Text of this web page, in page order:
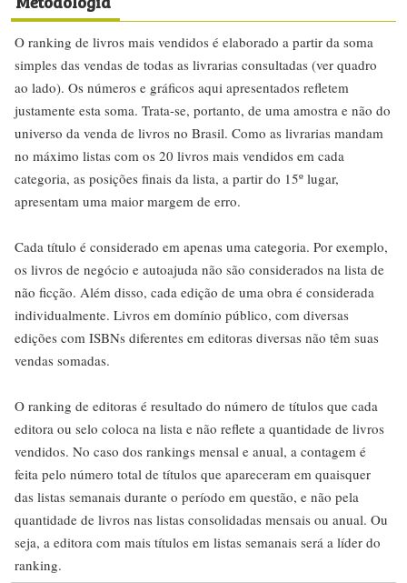
O ranking de livros mais vendidos é elaborado a partir da soma
simples das vendas de todas as livrarias consultadas (ver quadro
ao lado). Os números e gráficos aqui apresentados refletem
justamente esta soma. Trata-se, portanto, de uma amostra e não do
universo da venda de livros no Brasil. Como as livrarias mandam
no máximo listas com os 20 livros mais vendidos em cada
categoria, as posições finais da lista, a partir do 15º lugar,
apresentam uma maior margem de erro.
Cada título é considerado em apenas uma categoria. Por exemplo,
os livros de negócio e autoajuda não são considerados na lista de
não ficção. Além disso, cada edição de uma obra é considerada
individualmente. Livros em domínio público, com diversas
edições com ISBNs diferentes em editoras diversas não têm suas
vendas somadas.
O ranking de editoras é resultado do número de títulos que cada
editora ou selo coloca na lista e não reflete a quantidade de livros
vendidos. No caso dos rankings mensal e anual, a contagem é
feita pelo número total de títulos que apareceram em quaisquer
das listas semanais durante o período em questão, e não pela
quantidade de livros nas listas consolidadas mensais ou anual. Ou
seja, a editora com mais títulos em listas semanais será a líder do
ranking.